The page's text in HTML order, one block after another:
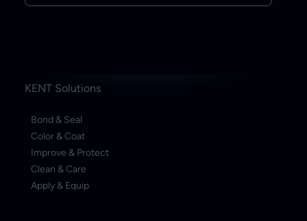
KENT Solutions
Bond & Seal
Color & Coat
Improve & Protect
Clean & Care
Apply & Equip